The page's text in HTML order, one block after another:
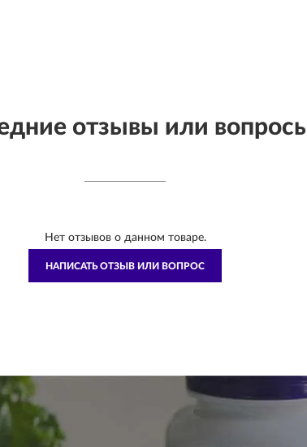
отзывы или
Нет отзывов о данном товаре.
НАПИСАТЬ ОТЗЫВ ИЛИ ВОПРОС